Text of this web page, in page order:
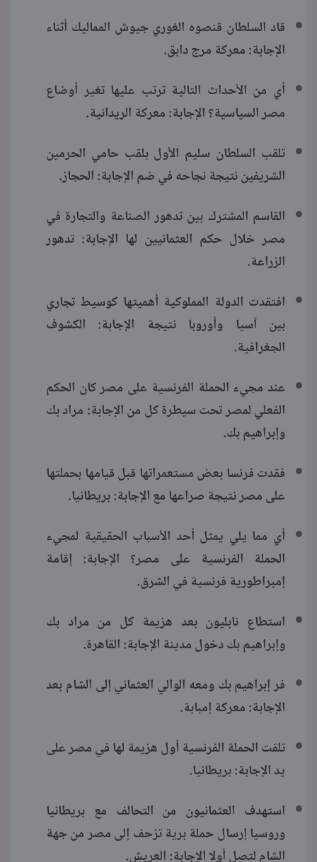
قاد السلطان قنصوه الغوري جيوش المماليك أثناء
الإجابة: معركة مرج دابق.
أي من الأحداث التالية ترتب عليها تغير أوضاع
مصر السياسية؟ الإجابة: معركة الريدانية.
تلقب السلطان سليم الأول بلقب حامي الحرمين
الشريفين نتيجة نجاحه في ضم الإجابة: الحجاز.
القاسم المشترك بين تدهور الصناعة والتجارة في
مصر خلال حكم العثمانيين لها الإجابة: تدهور
الزراعة.
افتقدت الدولة المملوكية أهميتها كوسيط تجاري
بين آسيا وأوروبا نتيجة الإجابة: الكشوف
الجغرافية.
عند مجيء الحملة الفرنسية على مصر كان الحكم
الفعلي لمصر تحت سيطرة كل من الإجابة: مراد بك
وإبراهيم بك.
فقدت فرنسا بعض مستعمراتها قبل قيامها بحملتها
على مصر نتيجة صراعها مع الإجابة: بريطانيا.
أي مما يلي يمثل أحد الأسباب الحقيقية لمجيء
الحملة الفرنسية على مصر؟ الإجابة: إقامة
إمبراطورية فرنسية في الشرق.
استطاع نابليون بعد هزيمة كل من مراد بك
وإبراهيم بك دخول مدينة الإجابة: القاهرة.
فر إبراهيم بك ومعه الوالي العثماني إلى الشام بعد
الإجابة: معركة إمبابة.
تلقت الحملة الفرنسية أول هزيمة لها في مصر على
يد الإجابة: بريطانيا.
استهدف العثمانيون من التحالف مع بريطانيا
وروسيا إرسال حملة برية تزحف إلى مصر من جهة
الشام لتصل أولا الإجابة: العريش.